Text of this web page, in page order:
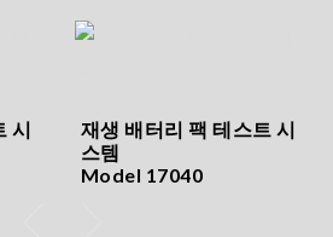
시
재생 배터리 팩 테스트 시
스템
Model 17040